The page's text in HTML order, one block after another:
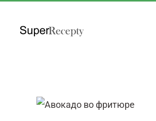
Перейти к содержимому